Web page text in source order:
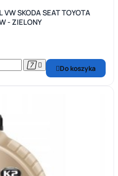
VW SKODA SEAT TOYOTA
- ZIELONY
  Do koszyka